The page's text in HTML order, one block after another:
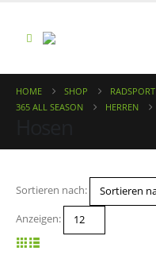
HOME SHOP RADSPORT
365 ALL SEASON
HERREN
Sortieren nach:
Anzeigen: